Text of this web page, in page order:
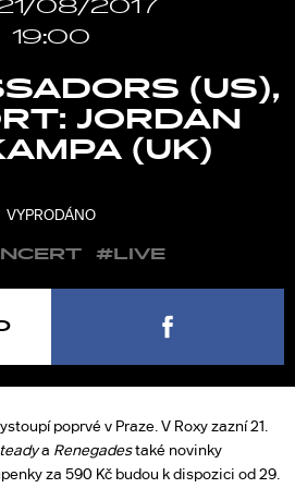
08/2017
19:00
(US),
JORDAN
(UK)
VYPRODÁNO
#LIVE
poprvé v Praze. V Roxy zazní 21.
a Renegadestaké novinky
za 590 Kč budou k dispozici od 29.